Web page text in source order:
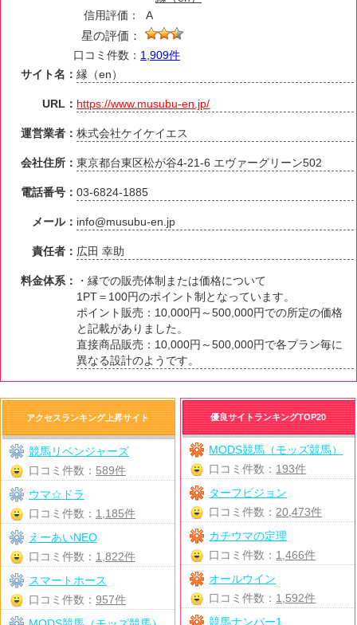
信用評価：
A
星の評価：
口コミ件数： 1,909件
サイト名：縁（en）
URL： https://www.musubu-en.jp/
運営業者：株式会社ケイケイエス
会社住所：東京都台東区松が谷4-21-6 エヴァーグリーン502
電話番号：03-6824-1885
メール： info@musubu-en.jp
責任者： 広田 幸助
料金体系：
・縁での販売体制または価格について
1PT＝100円のポイント制となっています。
ポイント販売：10,000円～500,000円での所定の価格
と記載がありました。
直接商品販売：10,000円～500,000円で各プラン毎に
異なる設計のようです。
優良サイトランキングTOP20
MODS競馬（モッズ競馬）
口コミ件数： 193件
ターフビジョン
口コミ件数： 20,473件
カチウマの定理
口コミ件数： 1,466件
オールウイン
口コミ件数： 1,592件
競馬ナンバー1
アクセスランキング上昇サイト
競馬リベンジャーズ
口コミ件数： 589件
ウマ☆ドラ
口コミ件数： 1,185件
えーあいNEO
口コミ件数： 1,822件
スマートホース
口コミ件数： 957件